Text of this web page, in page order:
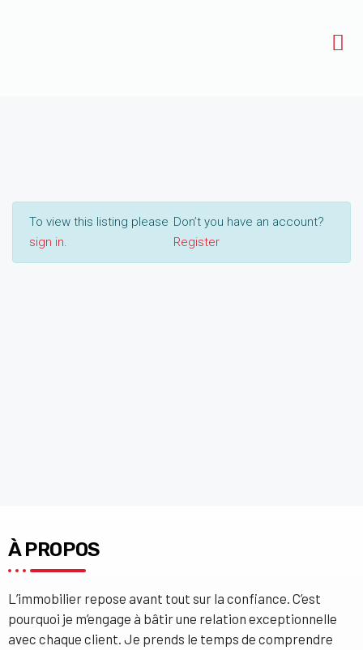
To view this listing please
sign in.
Don’t you have an account?
Register
À PROPOS
L’immobilier repose avant tout sur la confiance. C’est
pourquoi je m’engage à bâtir une relation exceptionnelle
avec chaque client. Je prends le temps de comprendre